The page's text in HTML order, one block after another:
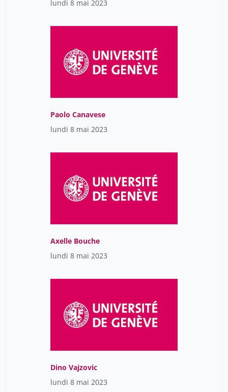
lundi 8 mai 2023
Paolo Canavese
lundi 8 mai 2023
Axelle Bouche
lundi 8 mai 2023
Dino Vajzovic
lundi 8 mai 2023